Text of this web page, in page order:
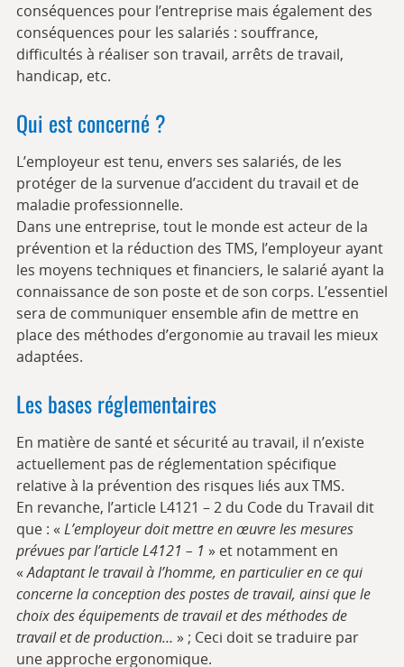
conséquences pour l’entreprise mais également des
conséquences pour les salariés : souffrance,
difficultés à réaliser son travail, arrêts de travail,
handicap, etc.
Qui est concerné ?
L’employeur est tenu, envers ses salariés, de les
protéger de la survenue d’accident du travail et de
maladie professionnelle.
Dans une entreprise, tout le monde est acteur de la
prévention et la réduction des TMS, l’employeur ayant
les moyens techniques et financiers, le salarié ayant la
connaissance de son poste et de son corps. L’essentiel
sera de communiquer ensemble afin de mettre en
place des méthodes d’ergonomie au travail les mieux
adaptées.
Les bases réglementaires
En matière de santé et sécurité au travail, il n’existe
actuellement pas de réglementation spécifique
relative à la prévention des risques liés aux TMS.
En revanche, l’article L4121 – 2 du Code du Travail dit
que : « L’employeur doit mettre en œuvre les mesures
prévues par l’article L4121 – 1 » et notamment en
«Adaptant le travail à l’homme, en particulier en ce qui
concerne la conception des postes de travail, ainsi que le
choix des équipements de travail et des méthodes de
travail et de production… » ; Ceci doit se traduire par
une approche ergonomique.